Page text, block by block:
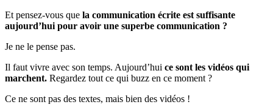
la
vidéo
Et pensez-vous que la communication écrite est suffisante
aujourd’hui pour avoir une superbe communication ?
Je ne le pense pas.
Il faut vivre avec son temps. Aujourd’hui ce sont les vidéos qui
marchent. Regardez tout ce qui buzz en ce moment ?
Ce ne sont pas des textes, mais bien des vidéos !